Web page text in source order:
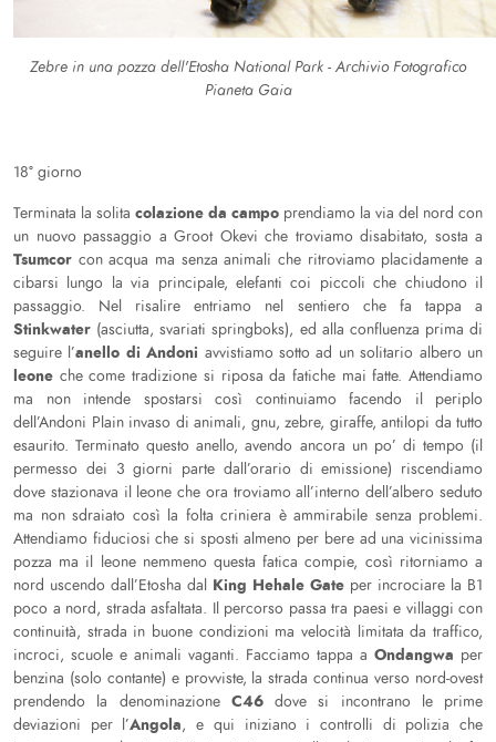
Zebre in una pozza dell'Etosha National Park - Archivio Fotografico
Pianeta Gaia
18° giorno
Terminata la solita colazione da campo prendiamo la via del nord con
un nuovo passaggio a Groot Okevi che troviamo disabitato, sosta a
Tsumcor con acqua ma senza animali che ritroviamo placidamente a
cibarsi lungo la via principale, elefanti coi piccoli che chiudono il
passaggio. Nel risalire entriamo nel sentiero che fa tappa a
Stinkwater (asciutta, svariati springboks), ed alla confluenza prima di
seguire l’anello di Andoni avvistiamo sotto ad un solitario albero un
leone che come tradizione si riposa da fatiche mai fatte. Attendiamo
ma non intende spostarsi così continuiamo facendo il periplo
dell’Andoni Plain invaso di animali, gnu, zebre, giraffe, antilopi da tutto
esaurito. Terminato questo anello, avendo ancora un po’ di tempo (il
permesso dei 3 giorni parte dall’orario di emissione) riscendiamo
dove stazionava il leone che ora troviamo all’interno dell’albero seduto
ma non sdraiato così la folta criniera è ammirabile senza problemi.
Attendiamo fiduciosi che si sposti almeno per bere ad una vicinissima
pozza ma il leone nemmeno questa fatica compie, così ritorniamo a
nord uscendo dall’Etosha dal King Hehale Gate per incrociare la B1
poco a nord, strada asfaltata. Il percorso passa tra paesi e villaggi con
continuità, strada in buone condizioni ma velocità limitata da traffico,
incroci, scuole e animali vaganti. Facciamo tappa a Ondangwa per
benzina (solo contante) e provviste, la strada continua verso nord-ovest
prendendo la denominazioneC46dove si incontrano le prime
deviazioni per l’Angola, e qui iniziano i controlli di polizia che